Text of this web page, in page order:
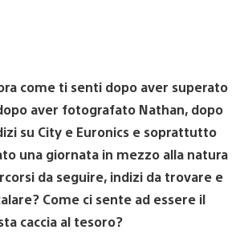
come ti senti dopo aver superato
aver fotografato Nathan, dopo
su City e Euronics e soprattutto
una giornata in mezzo alla natura
da seguire, indizi da trovare e
Come ci sente ad essere il
caccia al tesoro?